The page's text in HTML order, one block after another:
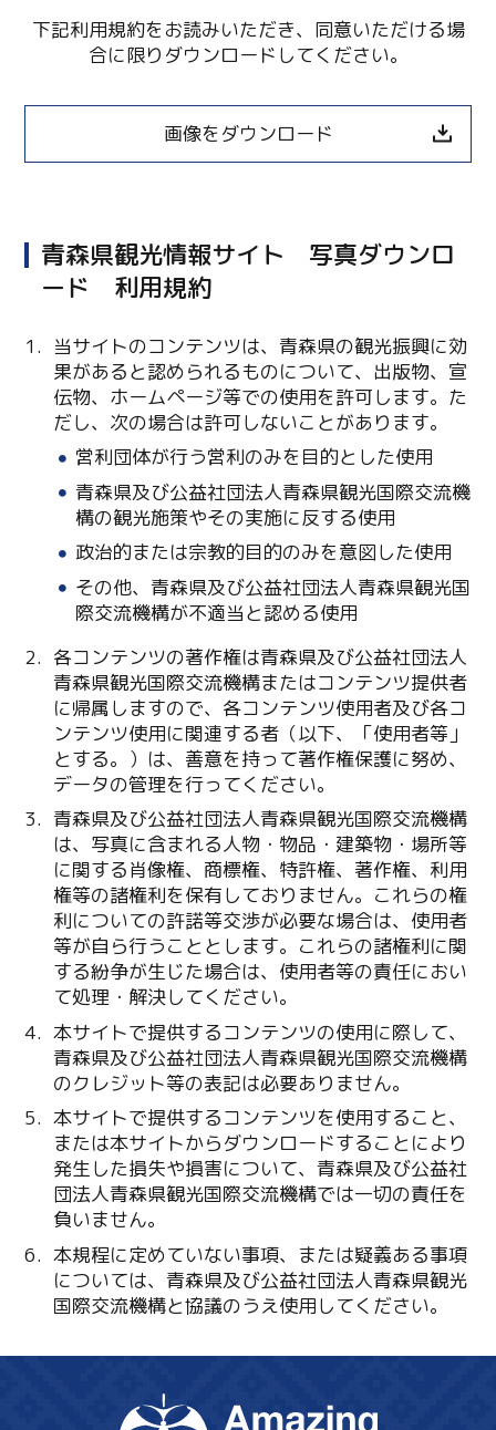
下記利用規約をお読みいただき、同意いただける場
合に限りダウンロードしてください。
画像をダウンロード
青森県観光情報サイト 写真ダウンロ
ード 利用規約
当サイトのコンテンツは、青森県の観光振興に効
果があると認められるものについて、出版物、宣
伝物、ホームページ等での使用を許可します。た
だし、次の場合は許可しないことがあります。
営利団体が行う営利のみを目的とした使用
青森県及び公益社団法人青森県観光国際交流機
構の観光施策やその実施に反する使用
政治的または宗教的目的のみを意図した使用
その他、青森県及び公益社団法人青森県観光国
際交流機構が不適当と認める使用
各コンテンツの著作権は青森県及び公益社団法人
青森県観光国際交流機構またはコンテンツ提供者
に帰属しますので、各コンテンツ使用者及び各コ
ンテンツ使用に関連する者（以下、「使用者等」
とする。）は、善意を持って著作権保護に努め、
データの管理を行ってください。
青森県及び公益社団法人青森県観光国際交流機構
は、写真に含まれる人物・物品・建築物・場所等
に関する肖像権、商標権、特許権、著作権、利用
権等の諸権利を保有しておりません。これらの権
利についての許諾等交渉が必要な場合は、使用者
等が自ら行うこととします。これらの諸権利に関
する紛争が生じた場合は、使用者等の責任におい
て処理・解決してください。
本サイトで提供するコンテンツの使用に際して、
青森県及び公益社団法人青森県観光国際交流機構
のクレジット等の表記は必要ありません。
本サイトで提供するコンテンツを使用すること、
または本サイトからダウンロードすることにより
発生した損失や損害について、青森県及び公益社
団法人青森県観光国際交流機構では一切の責任を
負いません。
本規程に定めていない事項、または疑義ある事項
については、青森県及び公益社団法人青森県観光
国際交流機構と協議のうえ使用してください。
Twitter
Line
Copy URL